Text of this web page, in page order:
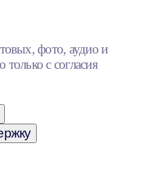
фото, аудио и
с согласия